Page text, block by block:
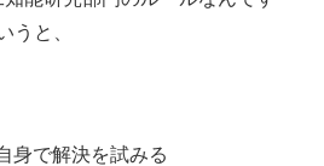
うと、
身で解決を試みる